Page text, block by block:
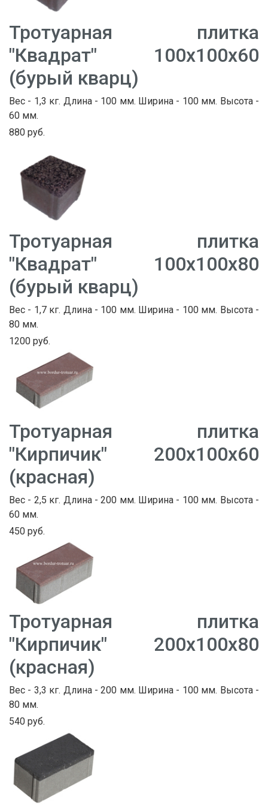
Тротуарная плитка
"Квадрат" 100х100х60
(бурый кварц)
Вес - 1,3 кг. Длина - 100 мм. Ширина - 100 мм. Высота -
60 мм.
880 руб.
Тротуарная плитка
"Квадрат" 100х100х80
(бурый кварц)
Вес - 1,7 кг. Длина - 100 мм. Ширина - 100 мм. Высота -
80 мм.
1200 руб.
Тротуарная плитка
"Кирпичик" 200х100х60
(красная)
Вес - 2,5 кг. Длина - 200 мм. Ширина - 100 мм. Высота -
60 мм.
450 руб.
Тротуарная плитка
"Кирпичик" 200х100х80
(красная)
Вес - 3,3 кг. Длина - 200 мм. Ширина - 100 мм. Высота -
80 мм.
540 руб.